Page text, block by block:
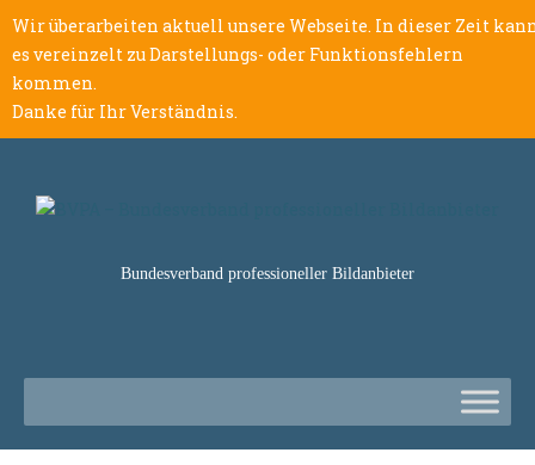
Wir überarbeiten aktuell unsere Webseite. In dieser Zeit
es vereinzelt zu Darstellungs- oder Funktionsfehlern
kommen.
Danke für Ihr Verständnis.
Bundesverband professioneller Bildanbieter